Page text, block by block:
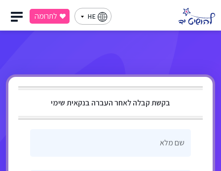
HE לתרומה
בקשת קבלה לאחר העברה בנקאית שימי
שם מלא